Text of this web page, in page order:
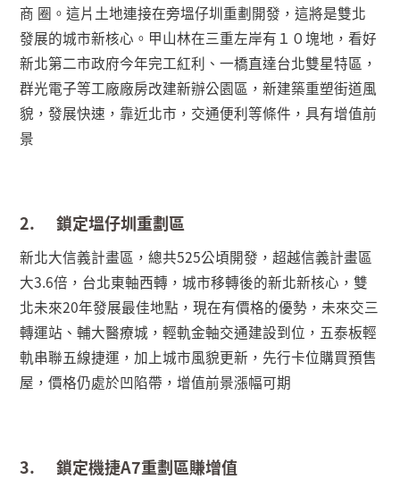
商 圈。這片土地連接在旁塭仔圳重劃開發，這將是雙北
發展的城市新核心。甲山林在三重左岸有１０塊地，看好
新北第二市政府今年完工紅利、一橋直達台北雙星特區，
群光電子等工廠廠房改建新辦公園區，新建築重塑街道風
貌，發展快速，靠近北市，交通便利等條件，具有增值前
景
2.鎖定塭仔圳重劃區
新北大信義計畫區，總共525公頃開發，超越信義計畫區
大3.6倍，台北東軸西轉，城市移轉後的新北新核心，雙
北未來20年發展最佳地點，現在有價格的優勢，未來交三
轉運站、輔大醫療城，輕軌金軸交通建設到位，五泰板輕
軌串聯五線捷運，加上城市風貌更新，先行卡位購買預售
屋，價格仍處於凹陷帶，增值前景漲幅可期
3.鎖定機捷A7重劃區賺增值